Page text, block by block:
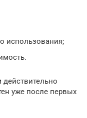
использования;
уже после первых